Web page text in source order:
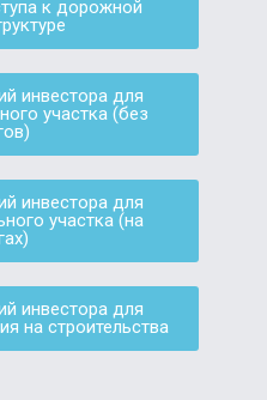
к дорожной
инвестора для
участка (без
инвестора для
участка (на
инвестора для
на строительства